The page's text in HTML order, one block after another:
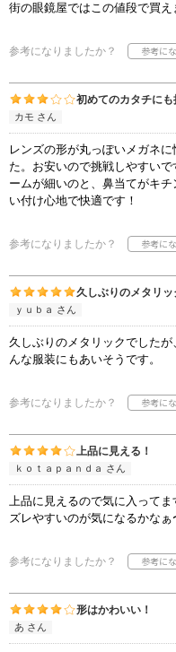
街の眼鏡屋ではこの値段で買え
参考になりましたか？
初めてのカタチに
カモ さん
レンズの形が丸っぽいメガネ
た。お安いので挑戦しやすい
ームが細いのと、鼻当てがキ
い付け心地で快適です！
参考になりましたか？
久しぶりのメタリッ
ｙｕｂａ さん
久しぶりのメタリックでした
んな服装にもあいそうです。
参考になりましたか？
上品に見える！
ｋｏｔａｐａｎｄａ さん
上品に見えるので気に入ってま
ズレやすいのが気になるかなぁ
参考になりましたか？
形はかわいい！
あ さん